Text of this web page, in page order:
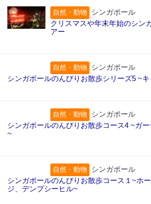
自然・動物
シンガポール
クリスマスや年末年始のシン
アー
自然・動物
シンガポール
シンガポールのんびりお散歩シリーズ5 ~
自然・動物
シンガポール
シンガポールのんびりお散歩コース4 ~ガ
~
自然・動物
シンガポール
シンガポールのんびりお散歩コース１~ホ
ジ、デンプシーヒル~